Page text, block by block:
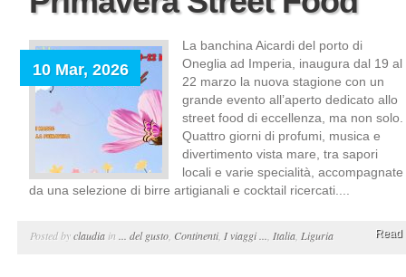
10 Mar, 2026
La banchina Aicardi del porto di
Oneglia ad Imperia, inaugura dal 19 al
22 marzo la nuova stagione con un
grande evento all’aperto dedicato allo
street food di eccellenza, ma non solo.
Quattro giorni di profumi, musica e
divertimento vista mare, tra sapori
locali e varie specialità, accompagnate
da una selezione di birre artigianali e cocktail ricercati....
Posted byclaudia in ... del gusto Continenti, I viaggi ... Italia Liguria Read